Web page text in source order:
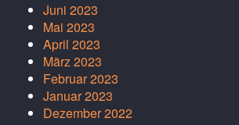
Juni 2023
Mai 2023
April 2023
März 2023
Februar 2023
Januar 2023
Dezember 2022